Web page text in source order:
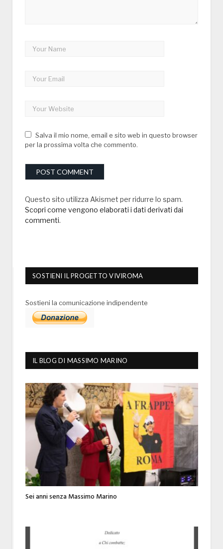
Salva il mio nome, email e sito web in questo browser
per la prossima volta che commento.
Questo sito utilizza Akismet per ridurre lo spam.
Scopri come vengono elaborati i dati derivati dai
commenti.
SOSTIENI IL PROGETTO VIVIROMA
Sostieni la comunicazione indipendente
IL BLOG DI MASSIMO MARINO
Sei anni senza Massimo Marino